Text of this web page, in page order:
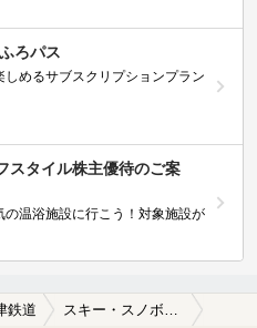
ろパス
しめるサブスクリプションプラン
スタイル株主優待のご案
の温浴施設に行こう！対象施設が
鉄道 スキー・スノボが楽しめる会津鉄道周辺の温泉、日帰り温泉、スーパー銭湯を探す